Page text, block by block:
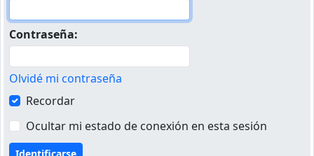
Contraseña:
Olvidé mi contraseña
Recordar
Ocultar mi estado de conexión en esta sesión